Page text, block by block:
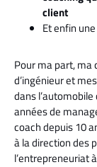
client
Et enfin
Pour ma part,
d’ingénieur et
dans
années de
coach depuis 10
à la direction des
l’entrepreneuriat